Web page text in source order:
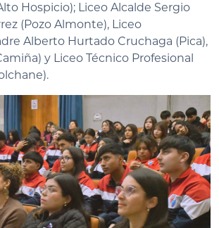
Hospicio); Liceo Alcalde Sergio
(Pozo Almonte), Liceo
Alberto Hurtado Cruchaga (Pica),
y Liceo Técnico Profesional